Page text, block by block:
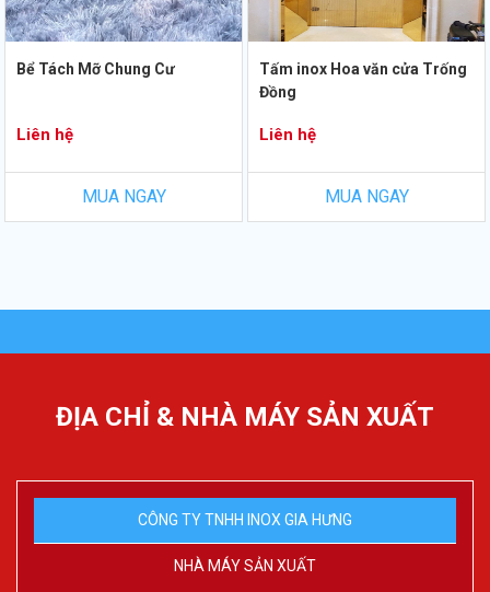
Bể Tách Mỡ Chung Cư
Liên hệ
MUA NGAY
Tấm inox Hoa văn cửa Trống
Đồng
Liên hệ
MUA NGAY
ĐỊA CHỈ & NHÀ MÁY SẢN XUẤT
CÔNG TY TNHH INOX GIA HƯNG
NHÀ MÁY SẢN XUẤT